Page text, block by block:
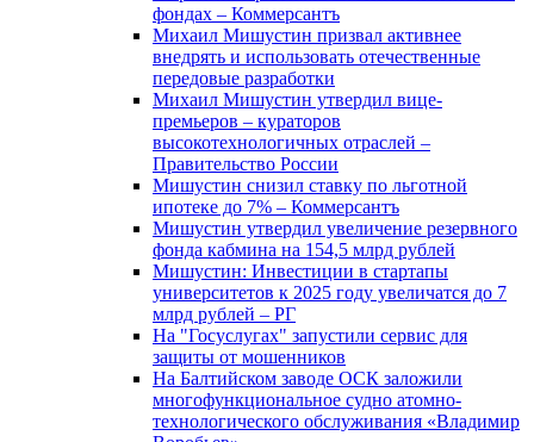
фондах – Коммерсантъ
Михаил Мишустин призвал активнее
внедрять и использовать отечественные
передовые разработки
Михаил Мишустин утвердил вице-
премьеров – кураторов
высокотехнологичных отраслей –
Правительство России
Мишустин снизил ставку по льготной
ипотеке до 7% – Коммерсантъ
Мишустин утвердил увеличение резервного
фонда кабмина на 154,5 млрд рублей
Мишустин: Инвестиции в стартапы
университетов к 2025 году увеличатся до 7
млрд рублей – РГ
На "Госуслугах" запустили сервис для
защиты от мошенников
На Балтийском заводе ОСК заложили
многофункциональное судно атомно-
технологического обслуживания «Владимир